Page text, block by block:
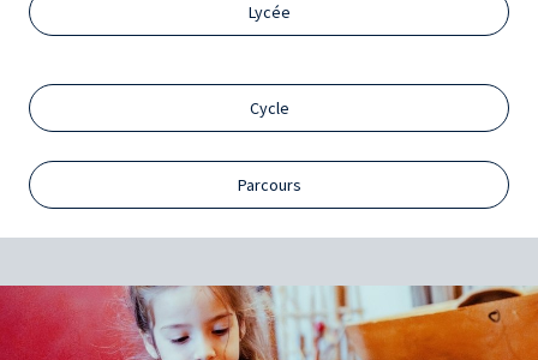
Lycée
Cycle
Parcours